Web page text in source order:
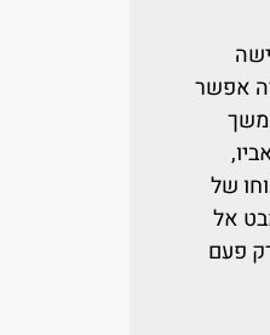
אפשר
של
אל
פעם